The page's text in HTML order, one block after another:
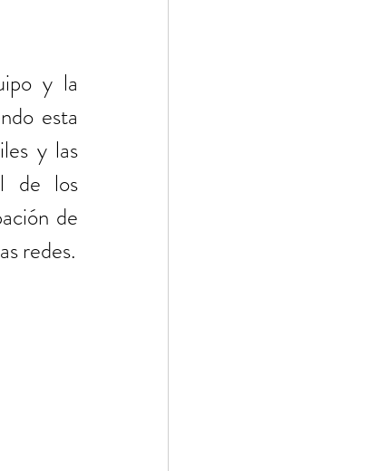
y la
esta
y las
de los
de
redes.